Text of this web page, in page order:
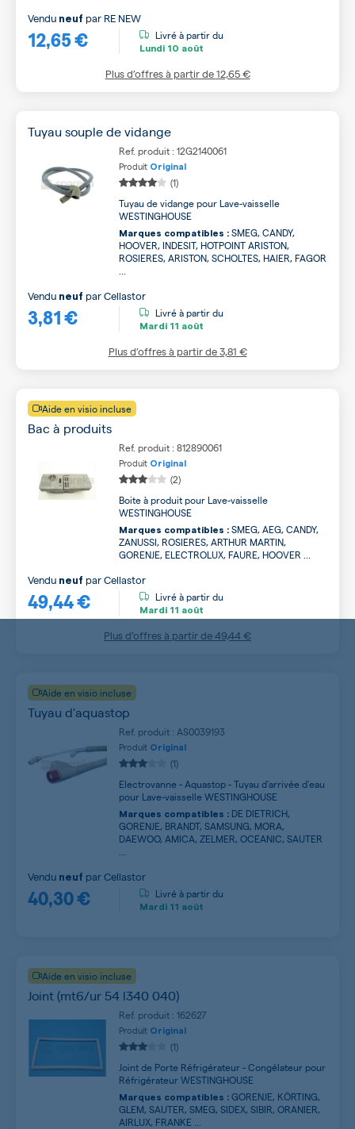
12,65 €
Vendu neuf par RE NEW
Livré à partir du
Lundi 10 août
Plus d’offres à partir de12,65 €
Tuyau souple de vidange
Ref. produit : 12G2140061
Produit Original
(1)
Tuyau de vidange pour Lave-vaisselle
WESTINGHOUSE
Marques compatibles : SMEG, CANDY,
HOOVER, INDESIT, HOTPOINT ARISTON,
ROSIERES, ARISTON, SCHOLTES, HAIER, FAGOR
3,81 €
Vendu neuf parCellastor
Livré à partir du
Mardi 11 août
Plus d’offres à partir de3,81 €
Aide en visio incluse
Bac à produits
Ref. produit : 812890061
Produit Original
(2)
Boite à produit pour Lave-vaisselle
WESTINGHOUSE
Marques compatibles : SMEG, AEG, CANDY,
ZANUSSI, ROSIERES, ARTHUR MARTIN,
GORENJE, ELECTROLUX, FAURE, HOOVER ...
49,44 €
Vendu neuf parCellastor
Livré à partir du
Mardi 11 août
Plus d’offres à partir de49,44 €
Aide en visio incluse
Tuyau d'aquastop
Ref. produit : AS0039193
Produit Original
(1)
Electrovanne - Aquastop - Tuyau d'arrivée d'eau
pour Lave-vaisselle WESTINGHOUSE
Marques compatibles : DE DIETRICH,
GORENJE, BRANDT, SAMSUNG, MORA,
DAEWOO, AMICA, ZELMER, OCEANIC, SAUTER
40,30 €
Vendu neuf parCellastor
Livré à partir du
Mardi 11 août
Aide en visio incluse
Joint (mt6/ur 54 l340 040)
Ref. produit : 162627
Produit Original
(1)
Joint de Porte Réfrigérateur - Congélateur pour
Réfrigérateur WESTINGHOUSE
Marques compatibles : GORENJE, KÖRTING,
GLEM, SAUTER, SMEG, SIDEX, SIBIR, ORANIER,
AIRLUX, FRANKE ...